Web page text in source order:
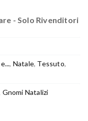
- Solo Rivenditori
, Natale, Tessuto,
Gnomi Natalizi